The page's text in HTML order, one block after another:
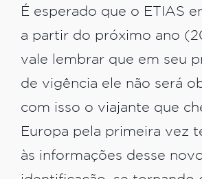
É esperado que o ETIAS
a partir do próximo ano
vale lembrar que em seu
de vigência ele não será
com isso o viajante que
Europa pela primeira vez
às informações desse